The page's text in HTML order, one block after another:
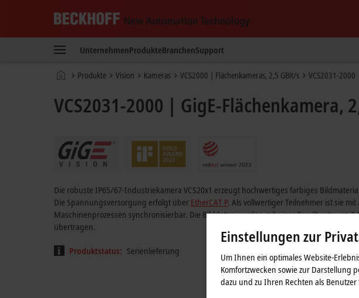
New
Technology
UnternehmenProdukteBranchenSupport
StartseiteProdukte Vision Kameras VCS2000 | Flächenkameras, 2,5 GBit/s VCS2031-2000
VCS2031-2000 | GigE-Flächenkamera,
Die robuste IP65/67-Industriekamera VCS20x1 erzeugt hochwertiges farbiges
Die Spannungsversorgung erfolgt über EtherCAT P. Als vollwertiger Teilnehmer ist sie mit
Maschinenprozessen synchronisierbar. Die Bilddaten werden mit einer Bandbreite von
übertragen.
Produktstatus: Serienlieferung
Einstellungen zur
Um Ihnen ein optimales Website-
Komfortzwecken sowie zur
dazu und zu Ihren Rechten als